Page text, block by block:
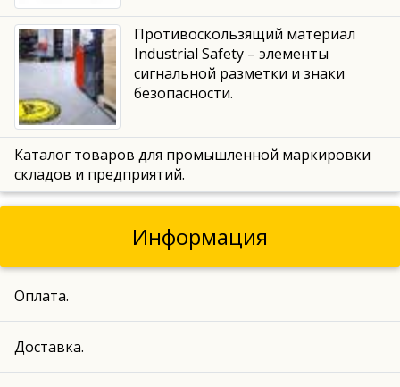
Противоскользящий материал
Industrial Safety – элементы
сигнальной разметки и знаки
безопасности.
Каталог товаров для промышленной маркировки
складов и предприятий.
Информация
Оплата.
Доставка.